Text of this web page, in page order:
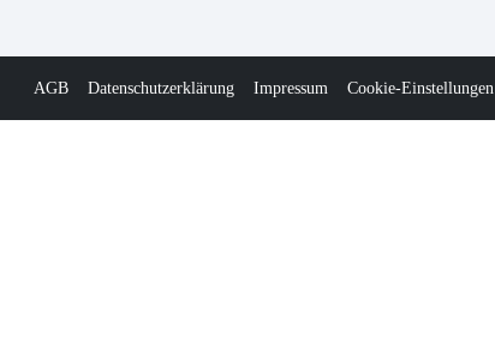
AGB Datenschutzerklärung Impressum Cookie-Einstellungen